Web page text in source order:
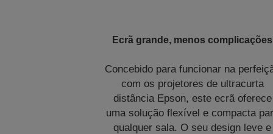
Ecrã grande, menos complicações
Concebido para funcionar na
com os projetores de ultracurta
distância Epson, este ecrã oferece
uma solução flexível e compacta
qualquer sala. O seu design leve e